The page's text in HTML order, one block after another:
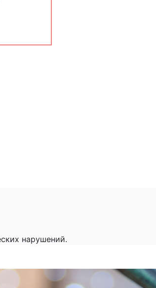
нарушений.